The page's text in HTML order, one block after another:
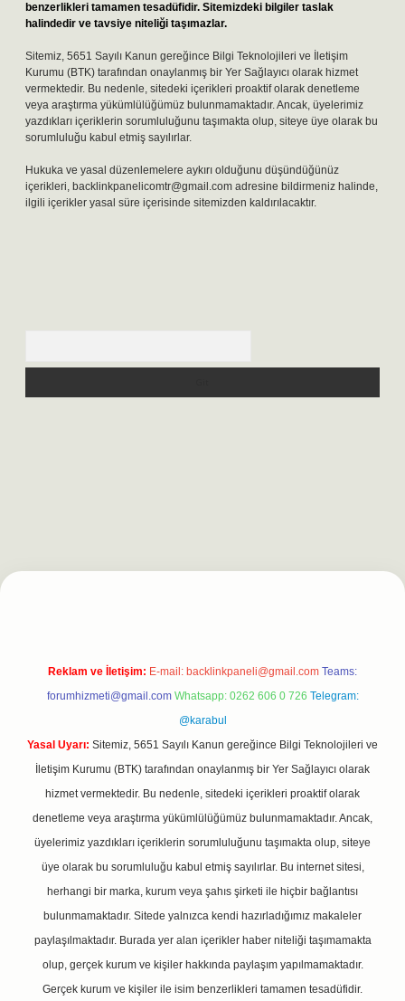
benzerlikleri tamamen tesadüfidir. Sitemizdeki bilgiler taslak
halindedir ve tavsiye niteliği taşımazlar.
Sitemiz, 5651 Sayılı Kanun gereğince Bilgi Teknolojileri ve İletişim
Kurumu (BTK) tarafından onaylanmış bir Yer Sağlayıcı olarak hizmet
vermektedir. Bu nedenle, sitedeki içerikleri proaktif olarak denetleme
veya araştırma yükümlülüğümüz bulunmamaktadır. Ancak, üyelerimiz
yazdıkları içeriklerin sorumluluğunu taşımakta olup, siteye üye olarak bu
sorumluluğu kabul etmiş sayılırlar.
Hukuka ve yasal düzenlemelere aykırı olduğunu düşündüğünüz
içerikleri, backlinkpanelicomtr@gmail.com adresine bildirmeniz halinde,
ilgili içerikler yasal süre içerisinde sitemizden kaldırılacaktır.
Reklam ve İletişim: E-mail: backlinkpaneli@gmail.com Teams:
forumhizmeti@gmail.com Whatsapp: 0262 606 0 726 Telegram:
@karabul
Yasal Uyarı: Sitemiz, 5651 Sayılı Kanun gereğince Bilgi Teknolojileri ve
İletişim Kurumu (BTK) tarafından onaylanmış bir Yer Sağlayıcı olarak
hizmet vermektedir. Bu nedenle, sitedeki içerikleri proaktif olarak
denetleme veya araştırma yükümlülüğümüz bulunmamaktadır. Ancak,
üyelerimiz yazdıkları içeriklerin sorumluluğunu taşımakta olup, siteye
üye olarak bu sorumluluğu kabul etmiş sayılırlar. Bu internet sitesi,
herhangi bir marka, kurum veya şahıs şirketi ile hiçbir bağlantısı
bulunmamaktadır. Sitede yalnızca kendi hazırladığımız makaleler
paylaşılmaktadır. Burada yer alan içerikler haber niteliği taşımamakta
olup, gerçek kurum ve kişiler hakkında paylaşım yapılmamaktadır.
Gerçek kurum ve kişiler ile isim benzerlikleri tamamen tesadüfidir.